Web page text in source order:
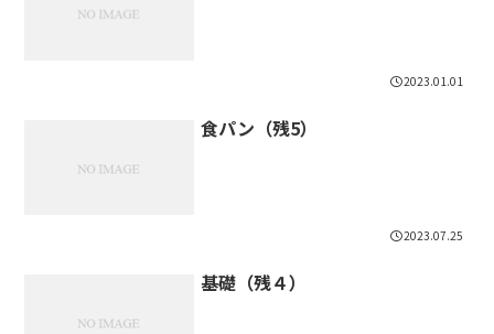
2023.01.01
食パン（残5）
2023.07.25
基礎（残４）